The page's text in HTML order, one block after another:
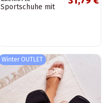
Sportschuhe mit
Winter OUTLET